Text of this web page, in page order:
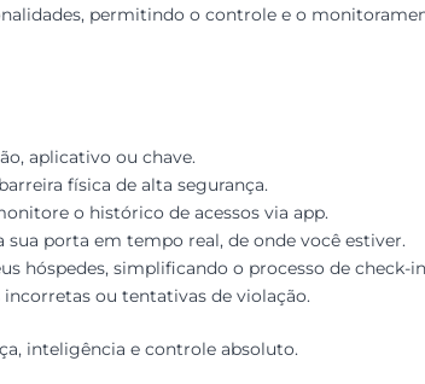
permitindo o controle e o
aplicativo ou chave.
física de alta segurança.
o histórico de acessos via app.
sua porta em tempo real, de onde você estiver.
hóspedes, simplificando o processo de check-
ou tentativas de violação.
inteligência e controle absoluto.